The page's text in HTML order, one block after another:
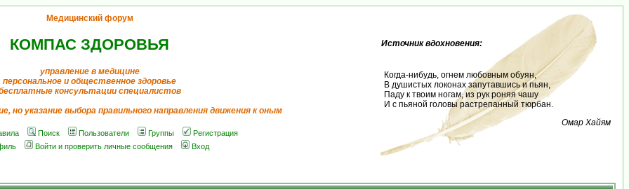
Медицинский форум
КОМПАС ЗДОРОВЬЯ
управление в медицине
персональное и общественное здоровье
консультации специалистов
но указание выбора правильного направления движения к оным
Поиск Пользователи Группы
Регистрация
Войти и проверить личные сообщения Вход
Источник вдохновения:
Когда-нибудь, огнем любовным обуян,
В душистых локонах запутавшись и пьян,
Паду к твоим ногам, из рук роняя чашу
И с пьяной головы растрепанный тюрбан.
Омар Хайям